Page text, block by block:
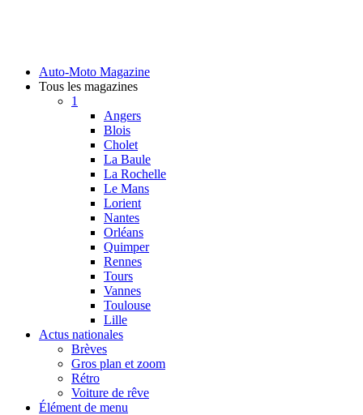
Auto-Moto Magazine
Tous les magazines
1
Angers
Blois
Cholet
La Baule
La Rochelle
Le Mans
Lorient
Nantes
Orléans
Quimper
Rennes
Tours
Vannes
Toulouse
Lille
Actus nationales
Brèves
Gros plan et zoom
Rétro
Voiture de rêve
Élément de menu